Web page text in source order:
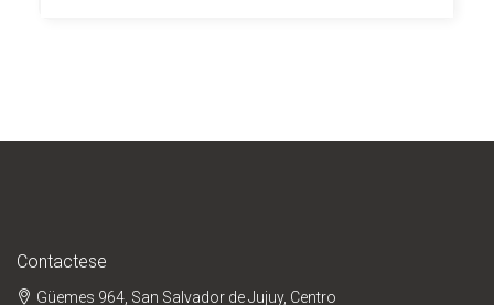
Contactese
Güemes 964, San Salvador de Jujuy, Centro